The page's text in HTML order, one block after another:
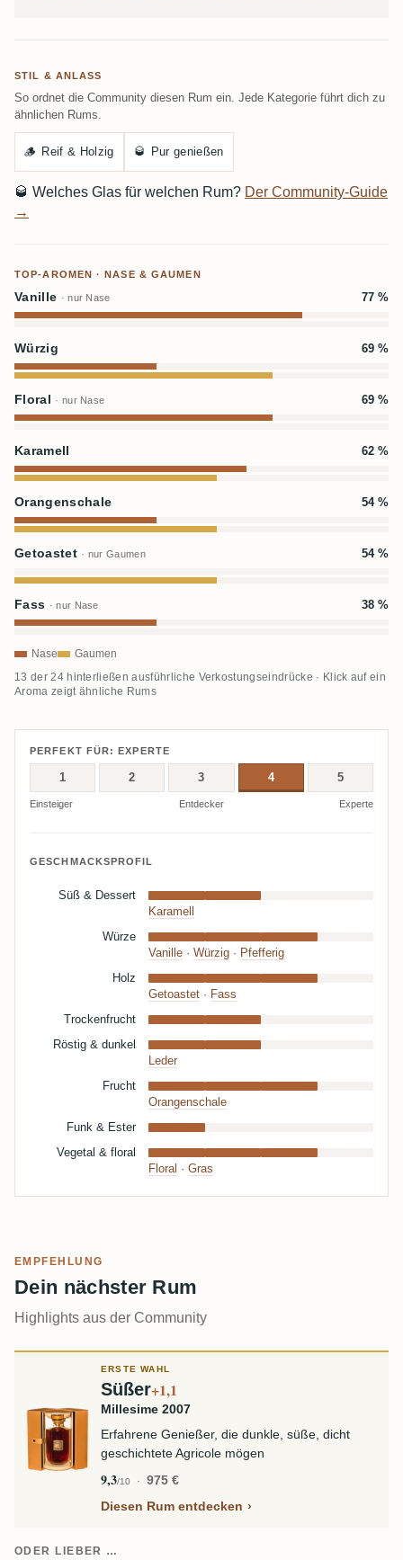
STIL & ANLASS
So ordnet die Community diesen Rum ein. Jede Kategorie führt dich zu
ähnlichen Rums.
🪵 Reif & Holzig 🥃 Pur genießen
🥃 Welches Glas für welchen Rum? Der Community-Guide
→
TOP-AROMEN · NASE & GAUMEN
Vanille · nur Nase 77 %
Würzig 69 %
Floral · nur Nase 69 %
Karamell 62 %
Orangenschale 54 %
Getoastet · nur Gaumen 54 %
Fass · nur Nase 38 %
Nase Gaumen
13 der 24 hinterließen ausführliche Verkostungseindrücke · Klick auf ein
Aroma zeigt ähnliche Rums
PERFEKT FÜR: EXPERTE
1 2 3 4 5
Einsteiger Entdecker Experte
GESCHMACKSPROFIL
Süß & Dessert
Karamell
Würze
Vanille · Würzig · Pfefferig
Holz
Getoastet · Fass
Trockenfrucht
Röstig & dunkel
Leder
Frucht
Orangenschale
Funk & Ester
Vegetal & floral
Floral · Gras
EMPFEHLUNG
Dein nächster Rum
Highlights aus der Community
ERSTE WAHL
Süßer+1,1
Millesime 2007
Erfahrene Genießer, die dunkle, süße, dicht
geschichtete Agricole mögen
9,3/10
975 €
Diesen Rum entdecken
ODER LIEBER …